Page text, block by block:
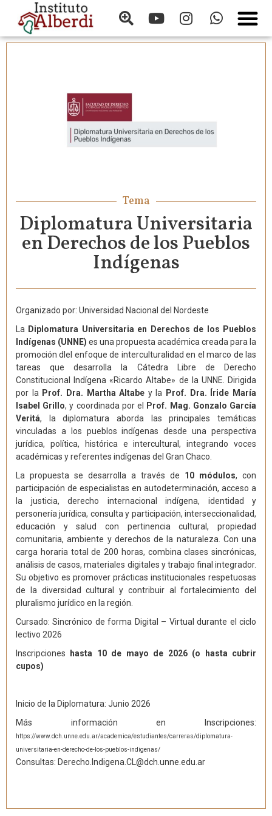
Tema
Diplomatura Universitaria
en Derechos de los Pueblos
Indígenas
Organizado por: Universidad Nacional del Nordeste
La Diplomatura Universitaria en Derechos de los Pueblos
Indígenas (UNNE) es una propuesta académica creada para la
promoción dlel enfoque de interculturalidad en el marco de las
tareas que desarrolla la Cátedra Libre de Derecho
Constitucional Indígena «Ricardo Altabe» de la UNNE. Dirigida
por la Prof. Dra. Martha Altabe y la
Prof. Dra. Íride María
Isabel Grillo, y coordinada por el
Prof. Mag. Gonzalo García
Veritá, la diplomatura aborda las principales temáticas
vinculadas a los pueblos indígenas desde una perspectiva
jurídica, política, histórica e intercultural, integrando voces
académicas y referentes indígenas del Gran Chaco.
La propuesta se desarrolla a través de 10 módulos, con
participación de especialistas en autodeterminación, acceso a
la justicia, derecho internacional indígena, identidad y
personería jurídica, consulta y participación, interseccionalidad,
educación y salud con pertinencia cultural, propiedad
comunitaria, ambiente y derechos de la naturaleza. Con una
carga horaria total de 200 horas, combina clases sincrónicas,
análisis de casos, materiales digitales y trabajo final integrador.
Su objetivo es promover prácticas institucionales respetuosas
de la diversidad cultural y contribuir al fortalecimiento del
pluralismo jurídico en la región.
Cursado: Sincrónico de forma Digital – Virtual durante el ciclo
lectivo 2026
Inscripciones
hasta 10 de mayo de 2026 (o hasta cubrir
cupos)
Inicio de la Diplomatura: Junio 2026
Más información en Inscripciones:
https://www.dch.unne.edu.ar/academica/estudiantes/carreras/diplomatura-
universitaria-en-derecho-de-los-pueblos-indigenas/
Consultas: Derecho.Indigena.CL@dch.unne.edu.ar